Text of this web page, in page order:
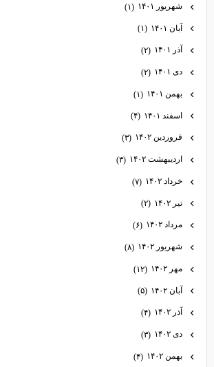
شهریور ۱۴۰۱ (۱)
آبان ۱۴۰۱ (۱)
آذر ۱۴۰۱ (۲)
دی ۱۴۰۱ (۲)
بهمن ۱۴۰۱ (۱)
اسفند ۱۴۰۱ (۴)
فروردین ۱۴۰۲ (۳)
اردیبهشت ۱۴۰۲ (۳)
خرداد ۱۴۰۲ (۷)
تیر ۱۴۰۲ (۲)
مرداد ۱۴۰۲ (۶)
شهریور ۱۴۰۲ (۸)
مهر ۱۴۰۲ (۱۲)
آبان ۱۴۰۲ (۵)
آذر ۱۴۰۲ (۴)
دی ۱۴۰۲ (۳)
بهمن ۱۴۰۲ (۴)